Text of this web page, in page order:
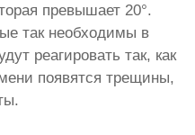
превышает 20°.
так необходимы в
реагировать так, как
появятся трещины,